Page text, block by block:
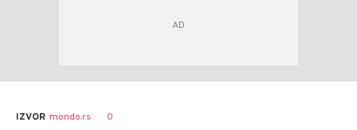
AUTOR Čavić
IZVOR mondo.rs 0